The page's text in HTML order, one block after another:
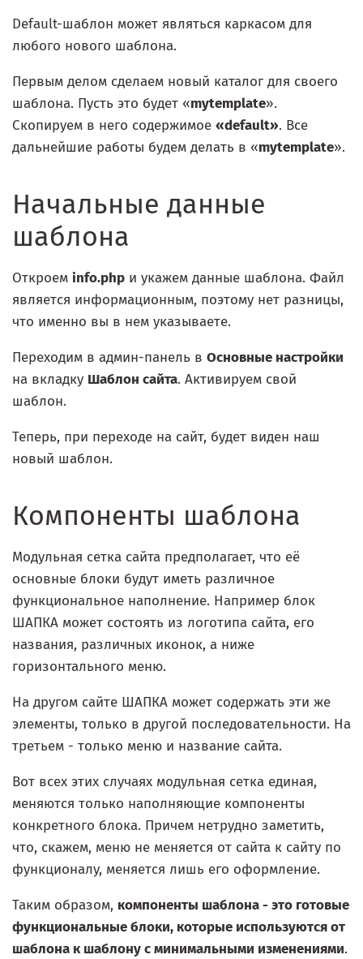
Default-шаблон может являться каркасом для
любого нового шаблона.
Первым делом сделаем новый каталог для своего
шаблона. Пусть это будет «mytemplate».
Скопируем в него содержимое «default». Все
дальнейшие работы будем делать в «mytemplate».
Начальные данные
шаблона
Откроем info.php и укажем данные шаблона. Файл
является информационным, поэтому нет разницы,
что именно вы в нем указываете.
Переходим в админ-панель в Основные настройки
на вкладку Шаблон сайта. Активируем свой
шаблон.
Теперь, при переходе на сайт, будет виден наш
новый шаблон.
Компоненты шаблона
Модульная сетка сайта предполагает, что её
основные блоки будут иметь различное
функциональное наполнение. Например блок
ШАПКА может состоять из логотипа сайта, его
названия, различных иконок, а ниже
горизонтального меню.
На другом сайте ШАПКА может содержать эти же
элементы, только в другой последовательности. На
третьем - только меню и название сайта.
Вот всех этих случаях модульная сетка единая,
меняются только наполняющие компоненты
конкретного блока. Причем нетрудно заметить,
что, скажем, меню не меняется от сайта к сайту по
функционалу, меняется лишь его оформление.
Таким образом, компоненты шаблона - это готовые
функциональные блоки, которые используются от
шаблона к шаблону с минимальными изменениями.